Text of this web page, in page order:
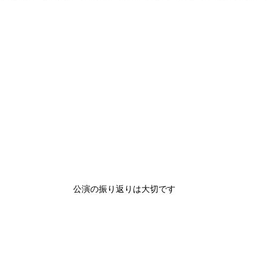
い話-コラム
公演の振り返りは大切です